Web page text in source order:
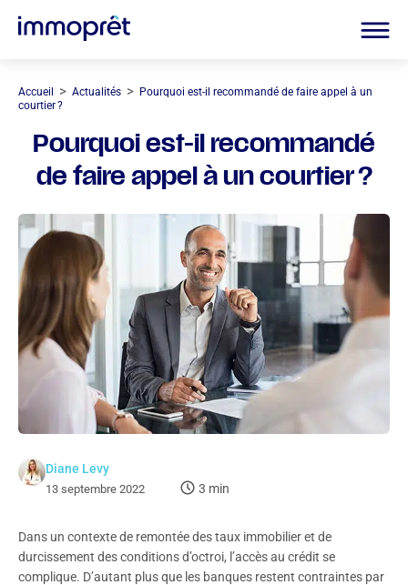
Accueil > Actualités > Pourquoi est-il recommandé de faire appel à un
courtier ?
Pourquoi est-il recommandé
de faire appel à un courtier ?
Diane Levy
13 septembre 2022 3 min
Dans un contexte de remontée des taux immobilier et de
durcissement des conditions d’octroi, l’accès au crédit se
complique. D’autant plus que les banques restent contraintes par